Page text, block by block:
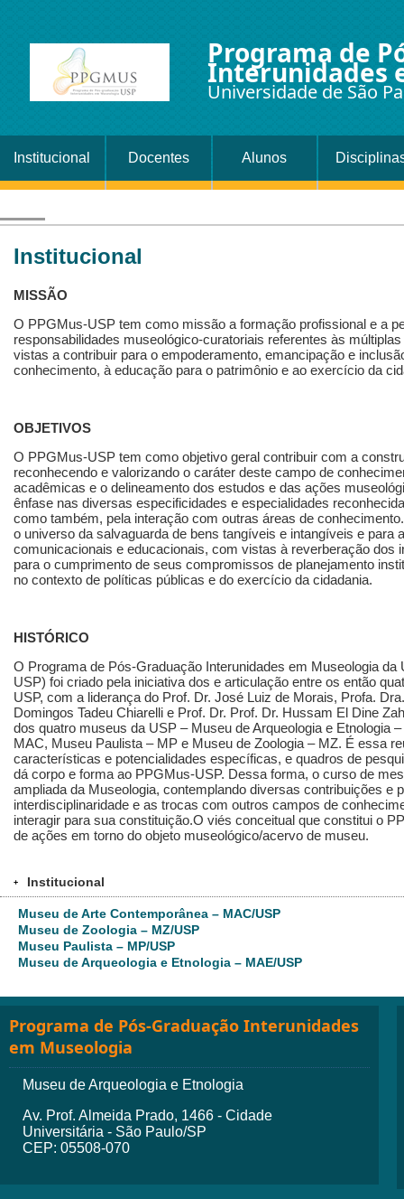
Programa de
Interunidades
Universidade de São
Institucional Docentes Alunos
Institucional
MISSÃO
O PPGMus-USP tem como missão a formação profissional e a
responsabilidades museológico-curatoriais referentes às
vistas a contribuir para o empoderamento, emancipação e
conhecimento, à educação para o patrimônio e ao exercício da
OBJETIVOS
O PPGMus-USP tem como objetivo geral contribuir com a
reconhecendo e valorizando o caráter deste campo de
acadêmicas e o delineamento dos estudos e das ações
ênfase nas diversas especificidades e especialidades
como também, pela interação com outras áreas de
o universo da salvaguarda de bens tangíveis e intangíveis e para
comunicacionais e educacionais, com vistas à reverberação dos
para o cumprimento de seus compromissos de planejamento
no contexto de políticas públicas e do exercício da cidadania.
HISTÓRICO
O Programa de Pós-Graduação Interunidades em Museologia
USP) foi criado pela iniciativa dos e articulação entre os então
USP, com a liderança do Prof. Dr. José Luiz de Morais, Profa.
Domingos Tadeu Chiarelli e Prof. Dr. Prof. Dr. Hussam El Dine
dos quatro museus da USP – Museu de Arqueologia e Etnologia
MAC, Museu Paulista – MP e Museu de Zoologia – MZ. É essa
características e potencialidades específicas, e quadros de
dá corpo e forma ao PPGMus-USP. Dessa forma, o curso de
ampliada da Museologia, contemplando diversas contribuições e
interdisciplinaridade e as trocas com outros campos de
interagir para sua constituição.O viés conceitual que constitui o
de ações em torno do objeto museológico/acervo de museu.
+ Institucional
Museu de Arte Contemporânea – MAC/USP
Museu de Zoologia – MZ/USP
Museu Paulista – MP/USP
Museu de Arqueologia e Etnologia – MAE/USP
Programa de Pós-Graduação Interunidades
em Museologia
Museu de Arqueologia e Etnologia
Av. Prof. Almeida Prado, 1466 - Cidade
Universitária - São Paulo/SP
CEP: 05508-070